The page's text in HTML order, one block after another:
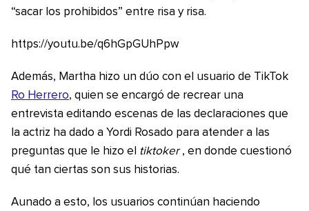
“sacar los prohibidos” entre risa y risa.
https://youtu.be/q6hGpGUhPpw
Además, Martha hizo un dúo con el usuario de TikTok
Ro Herrero, quien se encargó de recrear una
entrevista editando escenas de las declaraciones que
la actriz ha dado a Yordi Rosado para atender a las
preguntas que le hizo el
tiktoker , en donde cuestionó
qué tan ciertas son sus historias.
Aunado a esto, los usuarios continúan haciendo